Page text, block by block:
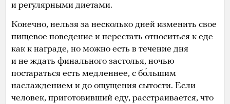
и регулярными диетами.
Конечно, нельзя за несколько дней изменить свое
пищевое поведение и перестать относиться к еде
как к награде, но можно есть в течение дня
и не ждать финального застолья, ночью
постараться есть медленнее, с бо́льшим
наслаждением и до ощущения сытости. Если
человек, приготовивший еду, расстраивается, что